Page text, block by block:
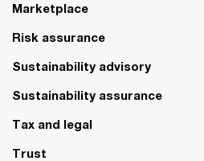
Marketplace
Risk assurance
Sustainability advisory
Sustainability assurance
Tax and legal
Trust